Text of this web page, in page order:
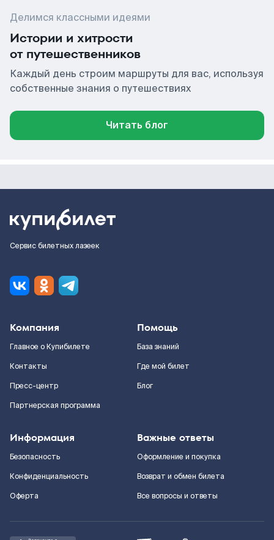
Делимся классными идеями
Истории и хитрости
от путешественников
Каждый день строим маршруты для вас, используя
собственные знания о путешествиях
Читать блог
Сервис билетных лазеек
Компания
Главное о Купибилете
Контакты
Пресс-центр
Партнерская программа
Помощь
База знаний
Где мой билет
Блог
Информация
Безопасность
Конфиденциальность
Оферта
Важные ответы
Оформление и покупка
Возврат и обмен билета
Все вопросы и ответы